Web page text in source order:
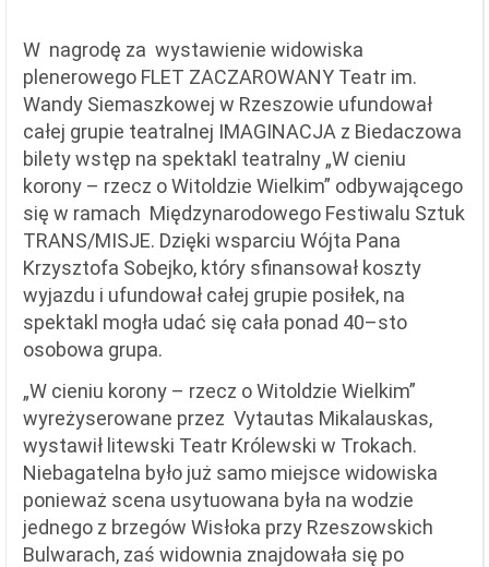
W nagrodę za wystawienie widowiska
plenerowego FLET ZACZAROWANY Teatr im.
Wandy Siemaszkowej w Rzeszowie ufundował
całej grupie teatralnej IMAGINACJA z Biedaczowa
bilety wstęp na spektakl teatralny „W cieniu
korony – rzecz o Witoldzie Wielkim” odbywającego
się w ramach Międzynarodowego Festiwalu Sztuk
TRANS/MISJE. Dzięki wsparciu Wójta Pana
Krzysztofa Sobejko, który sfinansował koszty
wyjazdu i ufundował całej grupie posiłek, na
spektakl mogła udać się cała ponad 40–sto
osobowa grupa.
„W cieniu korony – rzecz o Witoldzie Wielkim”
wyreżyserowane przez Vytautas Mikalauskas,
wystawił litewski Teatr Królewski w Trokach.
Niebagatelna było już samo miejsce widowiska
ponieważ scena usytuowana była na wodzie
jednego z brzegów Wisłoka przy Rzeszowskich
Bulwarach, zaś widownia znajdowała się po